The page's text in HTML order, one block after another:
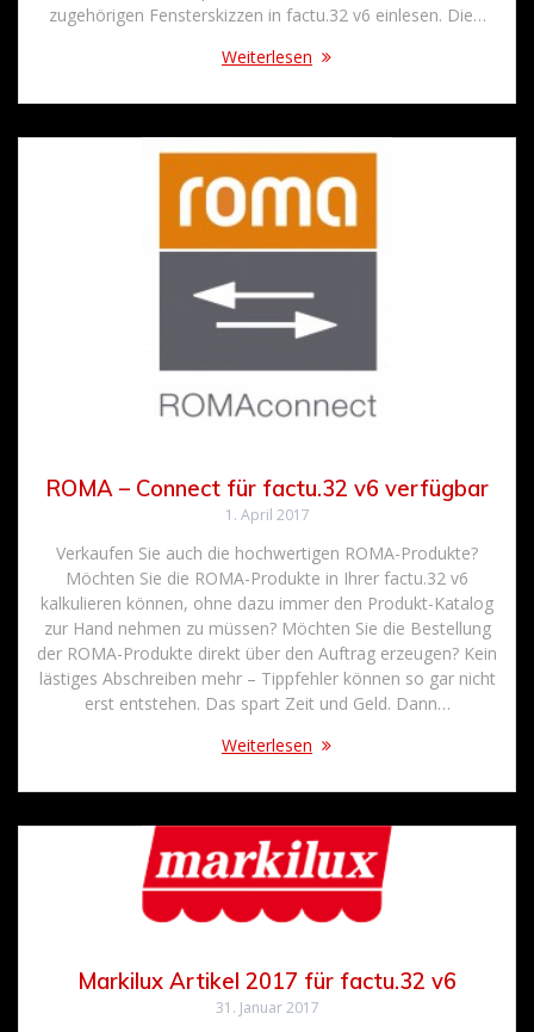
zugehörigen Fensterskizzen in factu.32 v6 einlesen. Die…
Weiterlesen
ROMA – Connect für factu.32 v6 verfügbar
1. April 2017
Verkaufen Sie auch die hochwertigen ROMA-Produkte?
Möchten Sie die ROMA-Produkte in Ihrer factu.32 v6
kalkulieren können, ohne dazu immer den Produkt-Katalog
zur Hand nehmen zu müssen? Möchten Sie die Bestellung
der ROMA-Produkte direkt über den Auftrag erzeugen? Kein
lästiges Abschreiben mehr – Tippfehler können so gar nicht
erst entstehen. Das spart Zeit und Geld. Dann…
Weiterlesen
Markilux Artikel 2017 für factu.32 v6
31. Januar 2017